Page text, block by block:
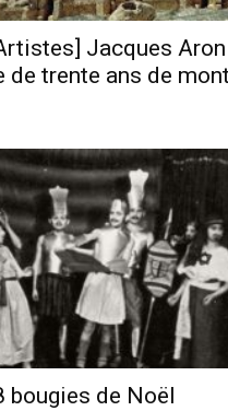
Jacques
trente ans de
bougies de Noël